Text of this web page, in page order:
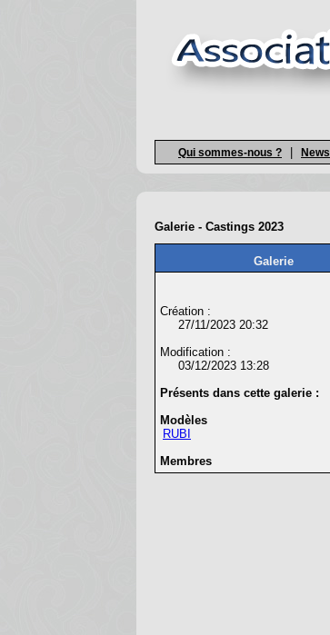
Qui sommes-nous ? News
Galerie - Castings 2023
Galerie
Création :
27/11/2023 20:32
Modification :
03/12/2023 13:28
Présents dans cette galerie :
Modèles
RUBI
Membres